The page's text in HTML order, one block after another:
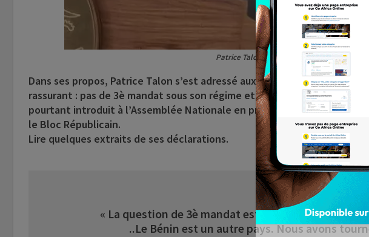
Patrice Talon, en conférence de presse
Dans ses propos, Patrice Talon s’est adressé aux professionnels des
rassurant : pas de 3è mandat sous son régime et un « non » face au
pourtant introduit à l’Assemblée Nationale en procédure d’urgence par
le Bloc Républicain.
Lire quelques extraits de ses déclarations.
« La question de 3è mandat est derrière nous. Le
..Le Bénin est un autre pays. Nous avons